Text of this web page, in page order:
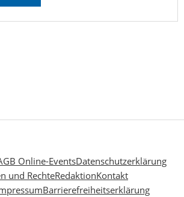
Online-EventsDatenschutzerklärung
und RechteRedaktionKontakt
Barrierefreiheitserklärung